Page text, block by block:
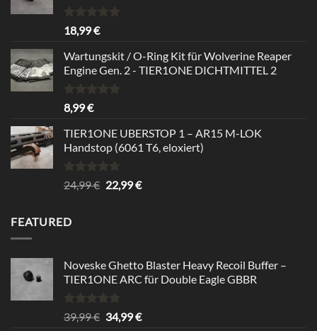
Rated5.00
out of 5
18,99€
Wartungskit / O-Ring Kit für Wolverine Reaper
Engine Gen. 2 - TIER1ONE DICHTMITTEL 2
Rated
out of 5
8,99€
TIER1ONE UBERSTOP 1 – AR15 M-LOK
Handstop (6061 T6, eloxiert)
Rated4.67
out of 5
24,99€ Original
22,99€Current
FEATURED
Noveske Ghetto Blaster Heavy Recoil Buffer –
TIER1ONE ARC für Double Eagle GBBR
Rated5.00
out of 5
39,99€ Original
34,99€Current